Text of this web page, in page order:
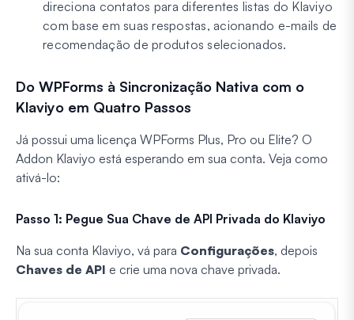
direciona contatos para diferentes listas do Klaviyo
com base em suas respostas, acionando e-mails de
recomendação de produtos selecionados.
Do WPForms à Sincronização Nativa com o
Klaviyo em Quatro Passos
Já possui uma licença WPForms Plus, Pro ou Elite? O
Addon Klaviyo está esperando em sua conta. Veja como
ativá-lo:
Passo 1: Pegue Sua Chave de API Privada do Klaviyo
Na sua conta Klaviyo, vá para Configurações, depois
Chaves de API e crie uma nova chave privada.